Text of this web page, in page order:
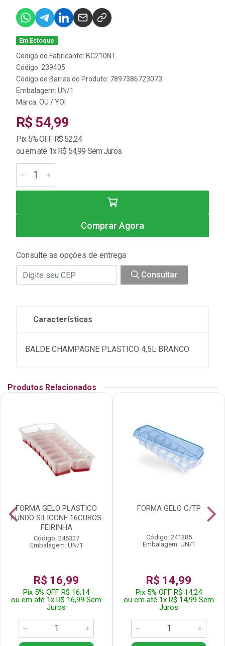
Em Estoque
Código do Fabricante: BC210NT
Código: 239405
Código de Barras do Produto: 7897386723073
Embalagem: UN/1
Marca: OU / YOI
R$ 54,99
Pix 5% OFF R$ 52,24
ou em até 1x R$ 54,99 Sem Juros
Comprar Agora
Consulte as opções de entrega
Consultar
Características
BALDE CHAMPAGNE PLASTICO 4,5L BRANCO
Produtos Relacionados
FORMA GELO PLASTICO
FUNDO SILICONE 16CUBOS
FEIRINHA
Código: 246327
Embalagem: UN/1
R$ 16,99
Pix 5% OFF R$ 16,14
ou em até 1x R$ 16,99 Sem
Juros
FORMA GELO C/TP
Código: 241385
Embalagem: UN/1
R$ 14,99
Pix 5% OFF R$ 14,24
ou em até 1x R$ 14,99 Sem
Juros